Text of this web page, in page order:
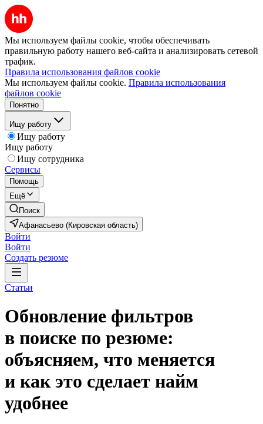
Мы используем файлы cookie, чтобы обеспечивать
правильную работу нашего веб-сайта и анализировать сетевой
трафик.
Правила использования файлов cookie
Мы используем файлы cookie. Правила использования
файлов cookie
Понятно
Ищу работу
Ищу работу
Ищу работу
Ищу сотрудника
Сервисы
Помощь
Ещё
Поиск
Афанасьево (Кировская область)
Войти
Войти
Создать резюме
Статьи
Обновление фильтров
в поиске по резюме:
объясняем, что меняется
и как это сделает найм
удобнее